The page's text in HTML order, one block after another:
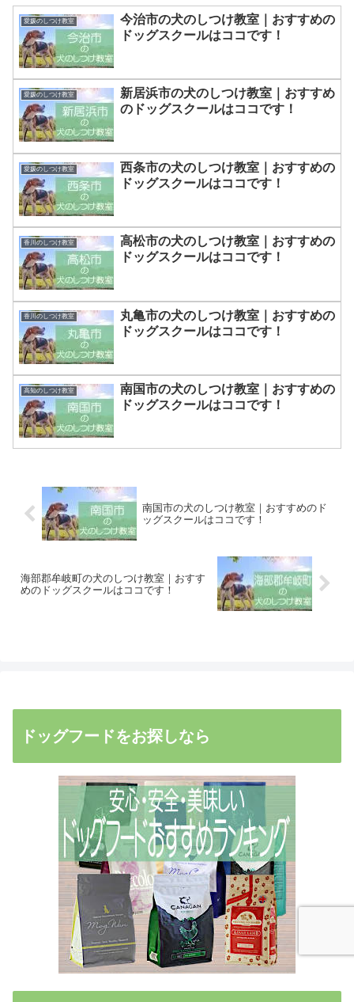
愛媛のしつけ教室
今治市の犬のしつけ教室｜おすすめの
ドッグスクールはココです！
愛媛のしつけ教室
新居浜市の犬のしつけ教室｜おすすめ
のドッグスクールはココです！
愛媛のしつけ教室
西条市の犬のしつけ教室｜おすすめの
ドッグスクールはココです！
香川のしつけ教室
高松市の犬のしつけ教室｜おすすめの
ドッグスクールはココです！
香川のしつけ教室
丸亀市の犬のしつけ教室｜おすすめの
ドッグスクールはココです！
高知のしつけ教室
南国市の犬のしつけ教室｜おすすめの
ドッグスクールはココです！
南国市の犬のしつけ教室｜おすすめのド
ッグスクールはココです！
海部郡牟岐町の犬のしつけ教室｜おすす
めのドッグスクールはココです！
ドッグフードをお探しなら